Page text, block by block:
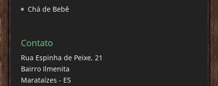
Chá de Bebê
Contato
Rua Espinha de Peixe, 21
Bairro Ilmenita
Marataízes - ES